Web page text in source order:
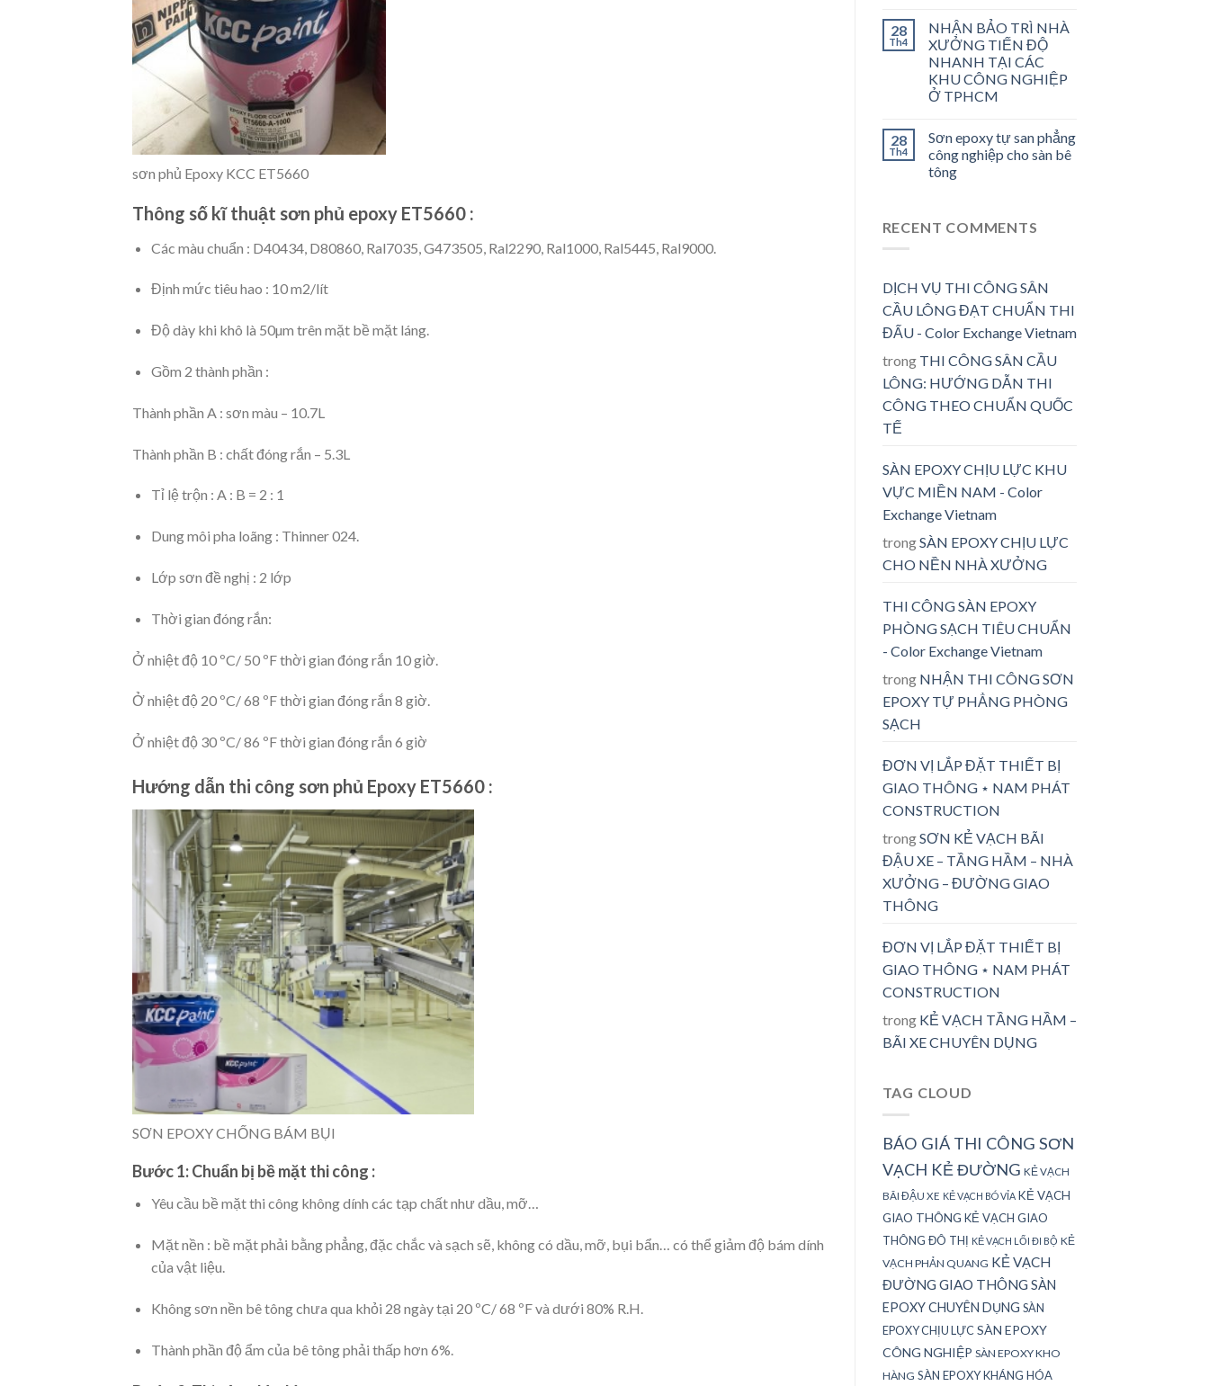
sơn phủ Epoxy KCC ET5660
Thông số kĩ thuật sơn phủ epoxy ET5660 :
Các màu chuẩn : D40434, D80860, Ral7035, G473505, Ral2290, Ral1000, Ral5445, Ral9000.
Định mức tiêu hao : 10 m2/lít
Độ dày khi khô là 50µm trên mặt bề mặt láng.
Gồm 2 thành phần :
Thành phần A : sơn màu – 10.7L
Thành phần B : chất đóng rắn – 5.3L
Tỉ lệ trộn : A : B = 2 : 1
Dung môi pha loãng : Thinner 024.
Lớp sơn đề nghị : 2 lớp
Thời gian đóng rắn:
Ở nhiệt độ 10 ºC/ 50 ºF thời gian đóng rắn 10 giờ.
Ở nhiệt độ 20 ºC/ 68 ºF thời gian đóng rắn 8 giờ.
Ở nhiệt độ 30 ºC/ 86 ºF thời gian đóng rắn 6 giờ
Hướng dẫn thi công sơn phủ Epoxy ET5660 :
SƠN EPOXY CHỐNG BÁM BỤI
Bước 1: Chuẩn bị bề mặt thi công :
Yêu cầu bề mặt thi công không dính các tạp chất như dầu, mỡ…
Mặt nền : bề mặt phải bằng phẳng, đặc chắc và sạch sẽ, không có dầu, mỡ, bụi bẩn… có thể giảm độ bám dính
của vật liệu.
Không sơn nền bê tông chưa qua khỏi 28 ngày tại 20 ºC/ 68 ºF và dưới 80% R.H.
Thành phần độ ẩm của bê tông phải thấp hơn 6%.
28
Th4
NHẬN BẢO TRÌ NHÀ
XƯỞNG TIẾN ĐỘ
NHANH TẠI CÁC
KHU CÔNG NGHIỆP
Ở TPHCM
28
Th4
Sơn epoxy tự san phẳng
công nghiệp cho sàn bê
tông
RECENT COMMENTS
DỊCH VỤ THI CÔNG SÂN
CẦU LÔNG ĐẠT CHUẨN THI
ĐẤU - Color Exchange Vietnam
trong THI CÔNG SÂN CẦU
LÔNG: HƯỚNG DẪN THI
CÔNG THEO CHUẨN QUỐC
TẾ
SÀN EPOXY CHỊU LỰC KHU
VỰC MIỀN NAM - Color
Exchange Vietnam
trongSÀN EPOXY CHỊU LỰC
CHO NỀN NHÀ XƯỞNG
THI CÔNG SÀN EPOXY
PHÒNG SẠCH TIÊU CHUẨN
- Color Exchange Vietnam
trong NHẬN THI CÔNG SƠN
EPOXY TỰ PHẲNG PHÒNG
SẠCH
ĐƠN VỊ LẮP ĐẶT THIẾT BỊ
GIAO THÔNG ⋆ NAM PHÁT
CONSTRUCTION
trongSƠN KẺ VẠCH BÃI
ĐẬU XE – TẦNG HẦM – NHÀ
XƯỞNG – ĐƯỜNG GIAO
THÔNG
ĐƠN VỊ LẮP ĐẶT THIẾT BỊ
GIAO THÔNG ⋆ NAM PHÁT
CONSTRUCTION
trong KẺ VẠCH TẦNG HẦM –
BÃI XE CHUYÊN DỤNG
TAG CLOUD
BÁO GIÁ THI CÔNG SƠN
VẠCH KẺ ĐƯỜNG KẺ VẠCH
BÃI ĐẬU XE KẺ VẠCH BÓ VỈA KẺ VẠCH
GIAO THÔNG KẺ VẠCH GIAO
THÔNG ĐÔ THỊ KẺ VẠCH LỐI ĐI BỘ KẺ
VẠCH PHẢN QUANG KẺ VẠCH
ĐƯỜNG GIAO THÔNG SÀN
EPOXY CHUYÊN DỤNG SÀN
EPOXY CHỊU LỰC SÀN EPOXY
CÔNG NGHIỆP SÀN EPOXY KHO
HÀNG SÀN EPOXY KHÁNG HÓA